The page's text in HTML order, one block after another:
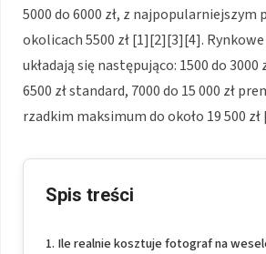
5000 do 6000 zł, z najpopularniejszym
okolicach 5500 zł [1][2][3][4].
układają się następująco: 1500 do 3000
6500 zł standard, 7000 do 15 000 zł
rzadkim maksimum do około 19 500
Spis treści
Ile realnie kosztuje fotograf na